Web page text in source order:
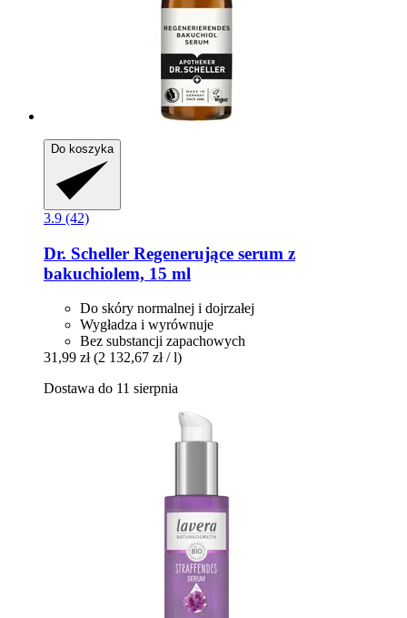
Do koszyka
3.9 (42)
Dr. Scheller Regenerujące serum z
bakuchiolem, 15 ml
Do skóry normalnej i dojrzałej
Wygładza i wyrównuje
Bez substancji zapachowych
31,99 zł (2 132,67 zł / l)
Dostawa do 11 sierpnia